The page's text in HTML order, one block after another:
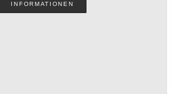
INFORMATIONEN